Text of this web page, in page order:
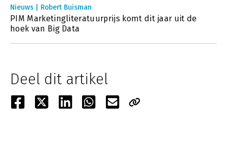
Nieuws | Robert Buisman
PIM Marketingliteratuurprijs komt dit jaar uit de
hoek van Big Data
Deel dit artikel